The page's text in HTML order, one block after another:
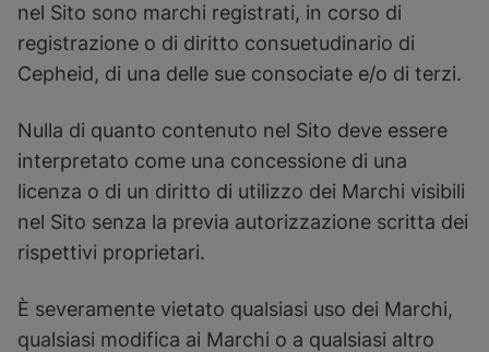
cookie
Abilita i cookie funzionali
nel Sito sono marchi registrati, in corso di
registrazione o di diritto consuetudinario di
Cepheid, di una delle sue consociate e/o di terzi.
Nulla di quanto contenuto nel Sito deve essere
interpretato come una concessione di una
licenza o di un diritto di utilizzo dei Marchi visibili
nel Sito senza la previa autorizzazione scritta dei
rispettivi proprietari.
È severamente vietato qualsiasi uso dei Marchi,
qualsiasi modifica ai Marchi o a qualsiasi altro